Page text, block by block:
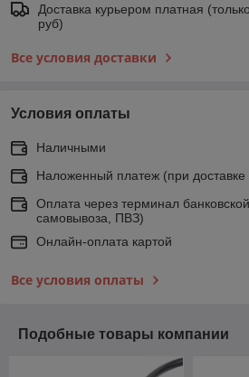
Доставка курьером платная
руб)
Все условия доставки
Условия оплаты
Наличными
Наложенный платеж (при доставке
Оплата через терминал
самовывоза, ПВЗ)
Онлайн-оплата картой
Все условия оплаты
Подобные товары компании